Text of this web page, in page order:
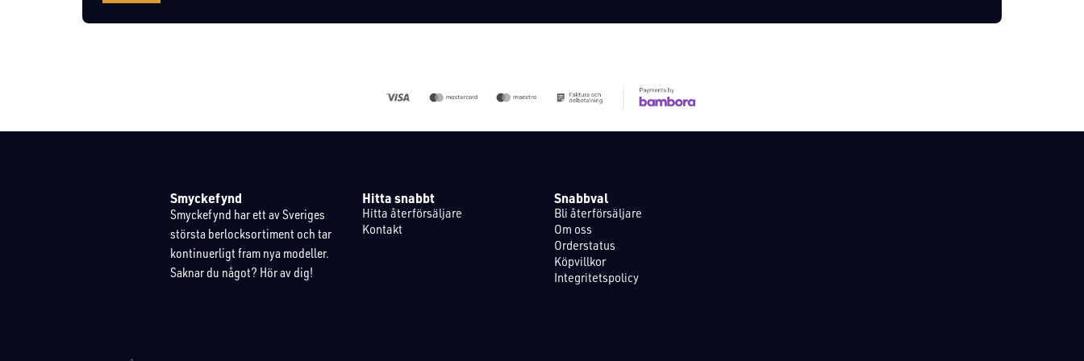
Smyckefynd
Smyckefynd har ett av Sveriges
största berlocksortiment och tar
kontinuerligt fram nya modeller.
Saknar du något? Hör av dig!
Hitta snabbt
Hitta återförsäljare
Kontakt
Snabbval
Bli återförsäljare
Om oss
Orderstatus
Köpvillkor
Integritetspolicy